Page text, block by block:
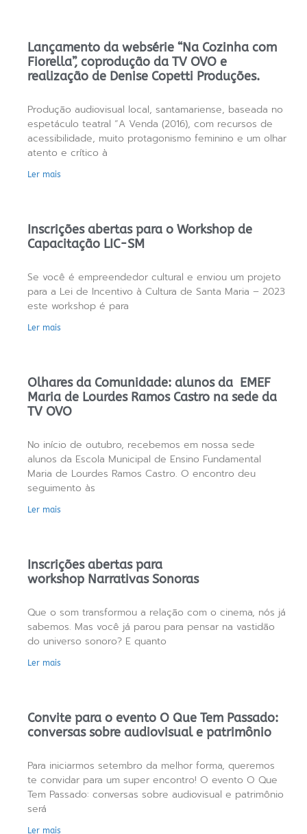
Lançamento da websérie “Na Cozinha com
Fiorella”, coprodução da TV OVO e
realização de Denise Copetti Produções.
Produção audiovisual local, santamariense, baseada no
espetáculo teatral “A Venda (2016), com recursos de
acessibilidade, muito protagonismo feminino e um olhar
atento e crítico à
Ler mais
Inscrições abertas para o Workshop de
Capacitação LIC-SM
Se você é empreendedor cultural e enviou um projeto
para a Lei de Incentivo à Cultura de Santa Maria – 2023
este workshop é para
Ler mais
Olhares da Comunidade: alunos da EMEF
Maria de Lourdes Ramos Castro na sede da
TV OVO
No início de outubro, recebemos em nossa sede
alunos da Escola Municipal de Ensino Fundamental
Maria de Lourdes Ramos Castro. O encontro deu
seguimento às
Ler mais
Inscrições abertas para
workshop Narrativas Sonoras
Que o som transformou a relação com o cinema, nós já
sabemos. Mas você já parou para pensar na vastidão
do universo sonoro? E quanto
Ler mais
Convite para o evento O Que Tem Passado:
conversas sobre audiovisual e patrimônio
Para iniciarmos setembro da melhor forma, queremos
te convidar para um super encontro! O evento O Que
Tem Passado: conversas sobre audiovisual e patrimônio
será
Ler mais